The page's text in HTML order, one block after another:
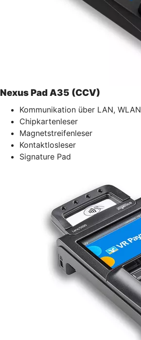
Nexus Pad A35 (CCV)
Kommunikation über LAN, WLAN
Chipkartenleser
Magnetstreifenleser
Kontaktlosleser
Signature Pad